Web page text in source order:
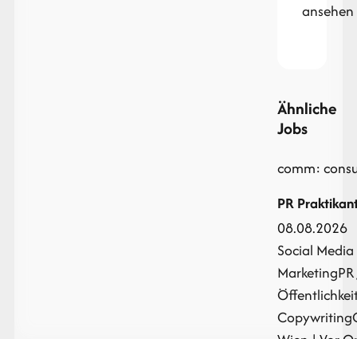
ansehen
Ähnliche
Jobs
comm:
PR
08.08.2026
Social
Marketing
Copywriting